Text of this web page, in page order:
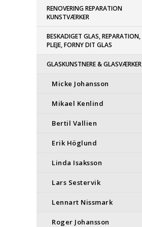
RENOVERING REPARATION
KUNSTVÆRKER
BESKADIGET GLAS, REPARATION,
PLEJE, FORNY DIT GLAS
GLASKUNSTNERE & GLASVÆRKER
Micke Johansson
Mikael Kenlind
Bertil Vallien
Erik Höglund
Linda Isaksson
Lars Sestervik
Lennart Nissmark
Roger Johansson